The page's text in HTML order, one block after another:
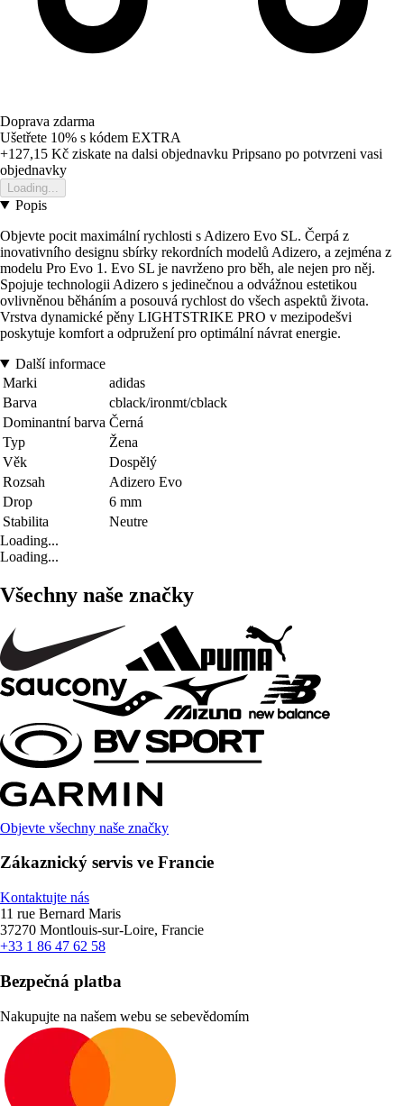
Doprava zdarma
Ušetřete 10% s kódem EXTRA
+127,15 Kč ziskate na dalsi objednavku Pripsano po potvrzeni vasi
objednavky
Loading...
Popis
Objevte pocit maximální rychlosti s Adizero Evo SL. Čerpá z
inovativního designu sbírky rekordních modelů Adizero, a zejména z
modelu Pro Evo 1. Evo SL je navrženo pro běh, ale nejen pro něj.
Spojuje technologii Adizero s jedinečnou a odvážnou estetikou
ovlivněnou běháním a posouvá rychlost do všech aspektů života.
Vrstva dynamické pěny LIGHTSTRIKE PRO v mezipodešvi
poskytuje komfort a odpružení pro optimální návrat energie.
Další informace
Marki
adidas
Barva
cblack/ironmt/cblack
Dominantní barva Černá
Typ
Žena
Věk
Dospělý
Rozsah
Adizero Evo
Drop
6 mm
Stabilita
Neutre
Loading...
Loading...
Všechny naše značky
Objevte všechny naše značky
Zákaznický servis ve Francie
Kontaktujte nás
11 rue Bernard Maris
37270 Montlouis-sur-Loire, Francie
+33 1 86 47 62 58
Bezpečná platba
Nakupujte na našem webu se sebevědomím